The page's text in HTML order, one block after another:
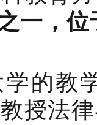
一，
的教
授法